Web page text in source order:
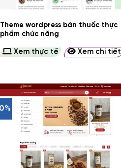
Theme wordpress bán thuốc thực
phẩm chức năng
Xem thực tế Xem chi tiết